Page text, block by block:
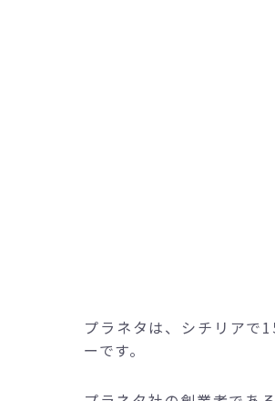
プラネタは、シチリアで
ーです。